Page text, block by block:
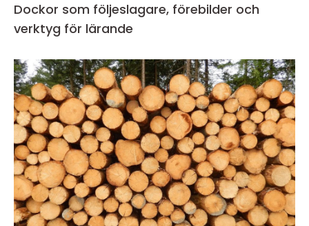
Dockor som följeslagare, förebilder och
verktyg för lärande